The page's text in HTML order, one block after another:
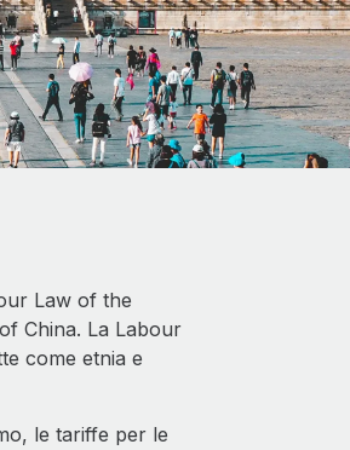
Law of the
China. La Labour
come etnia e
le tariffe per le